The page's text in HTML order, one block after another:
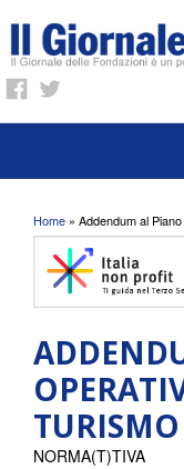
Tu sei qui
Home » Addendum al
TURISMO
NORMA(T)TIVA